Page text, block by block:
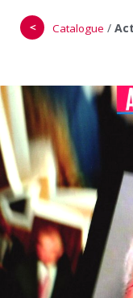
＜ Catalogue /